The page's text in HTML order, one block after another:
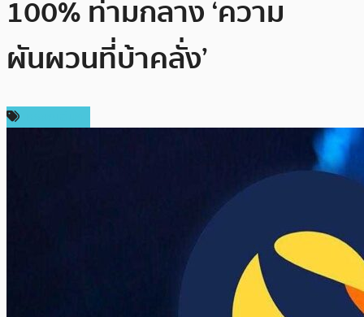
100% ท่ามกลาง ‘ความ
ผันผวนที่บ้าคลั่ง’